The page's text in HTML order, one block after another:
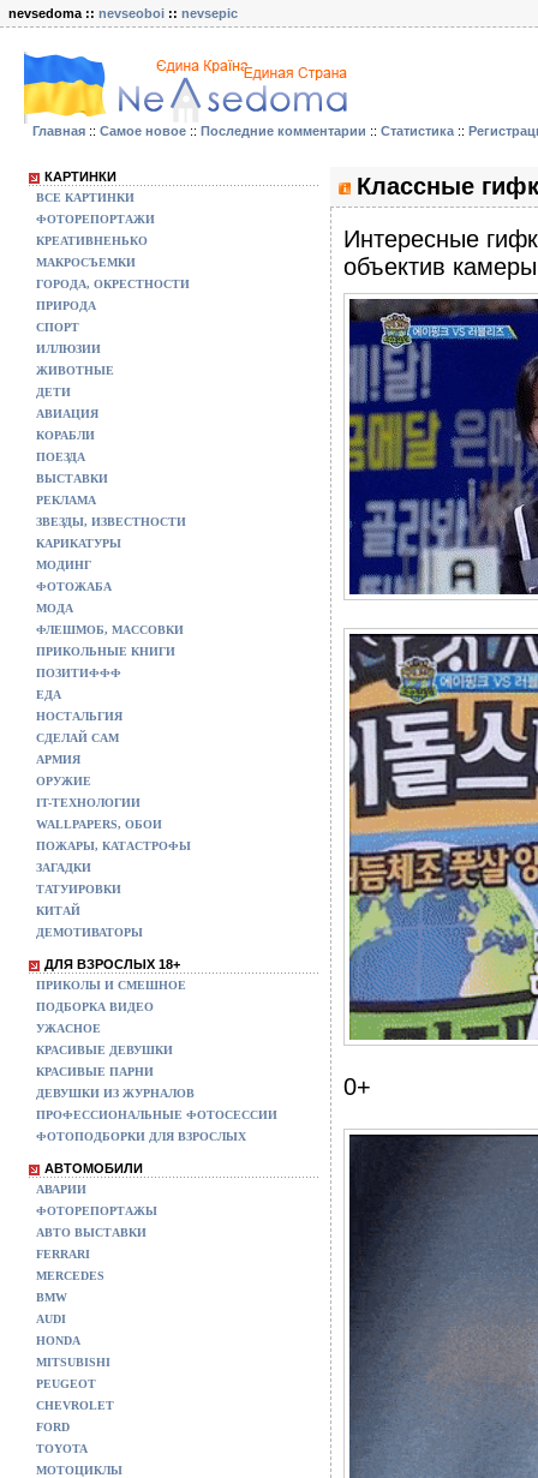
nevsedoma :: nevseoboi :: nevsepic
Главная :: Самое новое :: Последние комментарии :: Статистика ::
КАРТИНКИ
ВСЕ КАРТИНКИ
ФОТОРЕПОРТАЖИ
КРЕАТИВНЕНЬКО
МАКРОСЪЕМКИ
ГОРОДА, ОКРЕСТНОСТИ
ПРИРОДА
СПОРТ
ИЛЛЮЗИИ
ЖИВОТНЫЕ
ДЕТИ
АВИАЦИЯ
КОРАБЛИ
ПОЕЗДА
ВЫСТАВКИ
РЕКЛАМА
ЗВЕЗДЫ, ИЗВЕСТНОСТИ
КАРИКАТУРЫ
МОДИНГ
ФОТОЖАБА
МОДА
ФЛЕШМОБ, МАССОВКИ
ПРИКОЛЬНЫЕ КНИГИ
ПОЗИТИФФФ
ЕДА
НОСТАЛЬГИЯ
СДЕЛАЙ САМ
АРМИЯ
ОРУЖИЕ
IT-ТЕХНОЛОГИИ
WALLPAPERS, ОБОИ
ПОЖАРЫ, КАТАСТРОФЫ
ЗАГАДКИ
ТАТУИРОВКИ
КИТАЙ
ДЕМОТИВАТОРЫ
ДЛЯ ВЗРОСЛЫХ 18+
ПРИКОЛЫ И СМЕШНОЕ
ПОДБОРКА ВИДЕО
УЖАСНОЕ
КРАСИВЫЕ ДЕВУШКИ
КРАСИВЫЕ ПАРНИ
ДЕВУШКИ ИЗ ЖУРНАЛОВ
ПРОФЕССИОНАЛЬНЫЕ ФОТОСЕССИИ
ФОТОПОДБОРКИ ДЛЯ ВЗРОСЛЫХ
АВТОМОБИЛИ
АВАРИИ
ФОТОРЕПОРТАЖЫ
АВТО ВЫСТАВКИ
FERRARI
MERCEDES
BMW
AUDI
HONDA
MITSUBISHI
PEUGEOT
CHEVROLET
FORD
TOYOTA
МОТОЦИКЛЫ
Классные
Интересные
объектив
0+